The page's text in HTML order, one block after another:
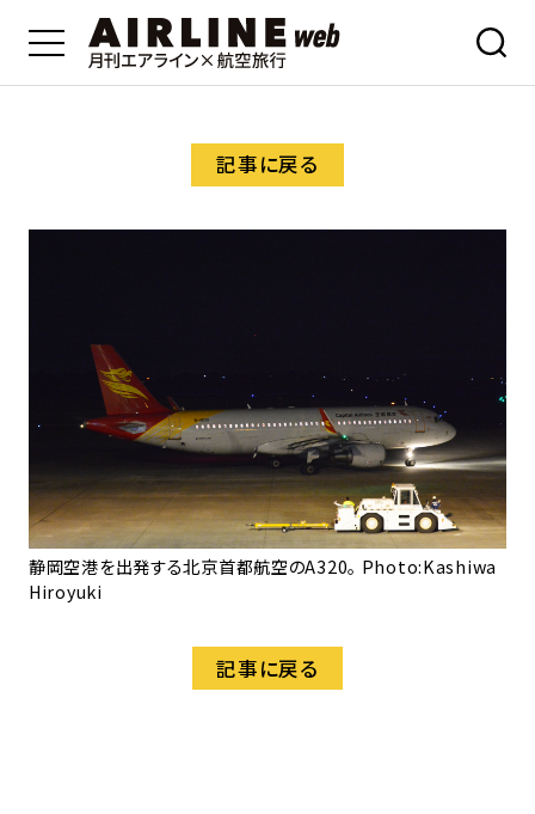
記事に戻る
静岡空港を出発する北京首都航空のA320。 Photo:Kashiwa
Hiroyuki
記事に戻る